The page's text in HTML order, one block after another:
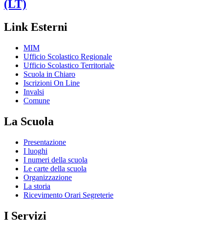
(LT)
Link Esterni
MIM
Ufficio Scolastico Regionale
Ufficio Scolastico Territoriale
Scuola in Chiaro
Iscrizioni On Line
Invalsi
Comune
La Scuola
Presentazione
I luoghi
I numeri della scuola
Le carte della scuola
Organizzazione
La storia
Ricevimento Orari Segreterie
I Servizi